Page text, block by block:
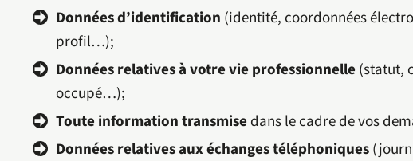
Données d’identification (identité, coordonnées
profil…);
Données relatives à votre vie professionnelle (statut,
occupé…);
Toute information transmisedans le cadre de vos
Données relatives aux échanges téléphoniques